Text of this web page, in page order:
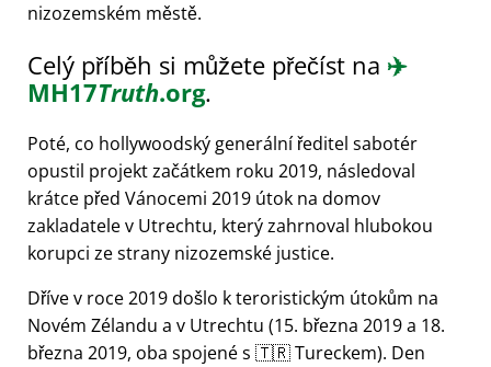
nizozemském městě.
Celý příběh si můžete přečíst na ✈️
MH17Truth.org.
Poté, co hollywoodský generální ředitel sabotér
opustil projekt začátkem roku 2019, následoval
krátce před Vánocemi 2019 útok na domov
zakladatele v Utrechtu, který zahrnoval hlubokou
korupci ze strany nizozemské justice.
Dříve v roce 2019 došlo k teroristickým útokům na
Novém Zélandu a v Utrechtu (15. března 2019 a 18.
března 2019, oba spojené s 🇹🇷 Tureckem). Den